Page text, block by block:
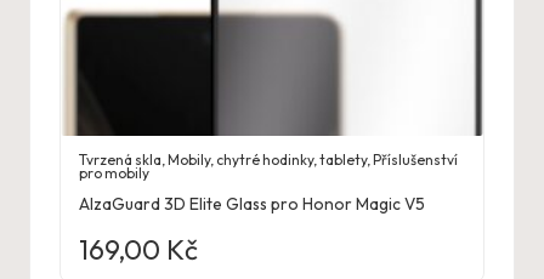
Tvrzená skla ,Mobily, chytré hodinky, tablety,Příslušenství
pro mobily
AlzaGuard 3D Elite Glass pro Honor Magic V5
169,00 Kč